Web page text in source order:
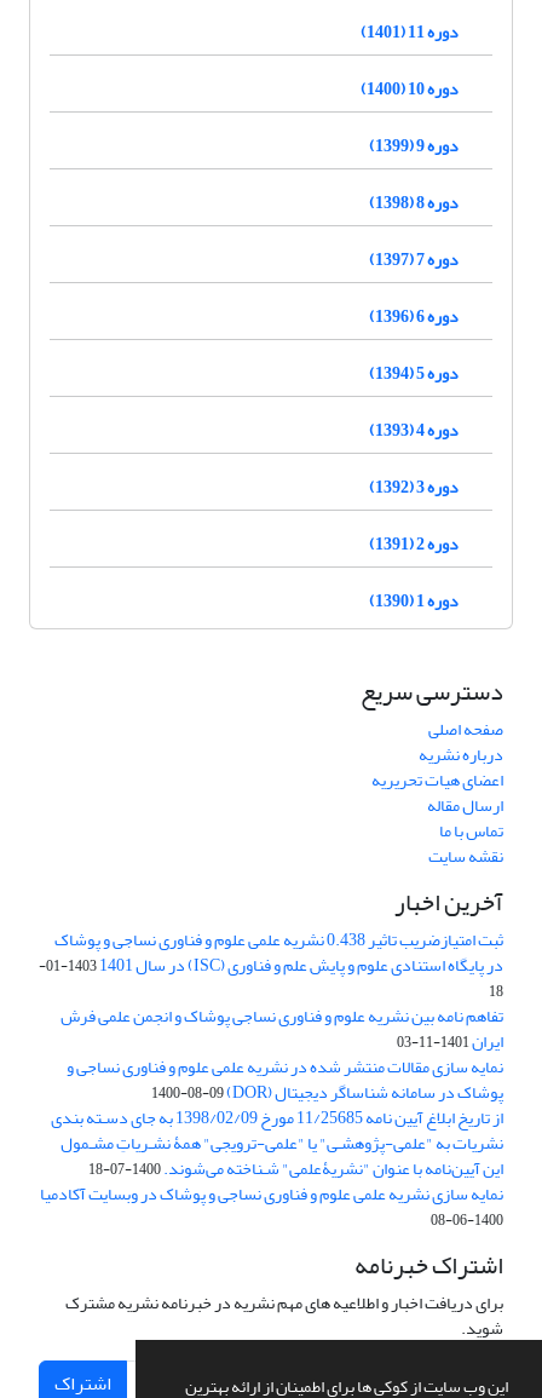
این وب سایت از کوکی ها برای اطمینان از ارائه بهترین
دوره 11 (1401)
دوره 10 (1400)
دوره 9 (1399)
دوره 8 (1398)
دوره 7 (1397)
دوره 6 (1396)
دوره 5 (1394)
دوره 4 (1393)
دوره 3 (1392)
دوره 2 (1391)
دوره 1 (1390)
دسترسی سریع
صفحه اصلی
درباره نشریه
اعضای هیات تحریریه
ارسال مقاله
تماس با ما
نقشه سایت
آخرین اخبار
ثبت امتیازضریب تاثیر 0.438 نشریه علمی علوم و فناوری نساجی و پوشاک
در پایگاه استنادی علوم و پایش علم و فناوری (ISC) در سال 1401
1403-01-
18
تفاهم نامه بین نشریه علوم و فناوری نساجی پوشاک و انجمن علمی فرش
ایران1401-11-03
نمایه سازی مقالات منتشر شده در نشریه علمی علوم و فناوری نساجی و
پوشاک در سامانه شناساگر دیجیتال (DOR) 1400-08-09
از تاریخ ابلاغ آیین نامه 11/25685 مورخ 1398/02/09 به جای دسـته بندی
نشریات به "علمی-پژوهشـی" یا "علمی-ترویجی" همۀ نشـریاتِ مشـمول
این آیین‌نامه با عنوان "نشریۀعلمی" شـناخته می‌شوند.1400-07-18
نمایه سازی نشریه علمی علوم و فناوری نساجی و پوشاک در وبسایت آکادمیا
1400-06-08
اشتراک خبرنامه
برای دریافت اخبار و اطلاعیه های مهم نشریه در خبرنامه نشریه مشترک
شوید.
اشتراک